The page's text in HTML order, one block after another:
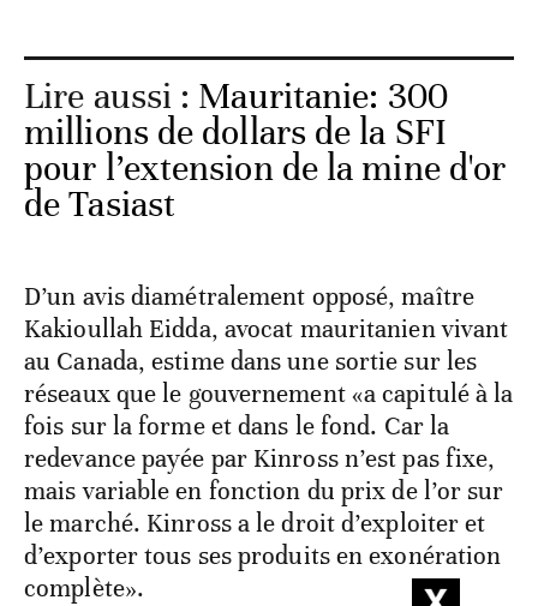
Lire aussi : Mauritanie: 300
millions de dollars de la SFI
pour l’extension de la mine d'or
de Tasiast
D’un avis diamétralement opposé, maître
Kakioullah Eidda, avocat mauritanien vivant
au Canada, estime dans une sortie sur les
réseaux que le gouvernement «a capitulé à la
fois sur la forme et dans le fond. Car la
redevance payée par Kinross n’est pas fixe,
mais variable en fonction du prix de l’or sur
le marché. Kinross a le droit d’exploiter et
d’exporter tous ses produits en exonération
complète».